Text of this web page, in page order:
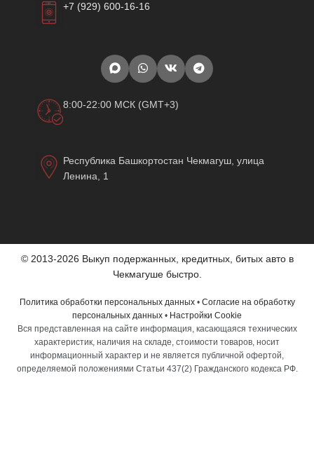
+7 (929) 600-16-16
8:00-22:00 МСК (GMT+3)
Республика Башкортостан Чекмагуш, улица
Ленина, 1
© 2013-2026 Выкуп подержанных, кредитных, битых авто в
Чекмагуше быстро.
Политика обработки персональных данных• Согласие на обработку
персональных данных • Настройки Cookie
Вся представленная на сайте информация, касающаяся технических
характеристик, наличия на складе, стоимости товаров, носит
информационный характер и не является публичной офертой,
определяемой положениями Статьи 437(2) Гражданского кодекса РФ.